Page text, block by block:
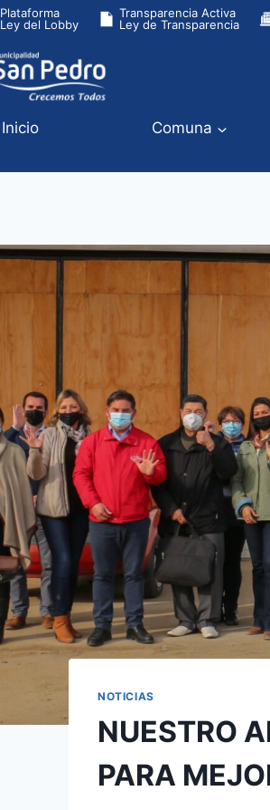
Plataforma
Ley del Lobby
Transparencia Activa
Ley de Transparencia
Inicio Comuna
NOTICIAS
NUESTRO
PARA